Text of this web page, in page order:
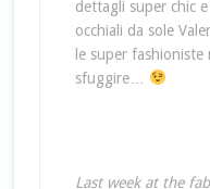
dettagli super chic
occhiali da sole
le super
sfuggire…
Last week at the